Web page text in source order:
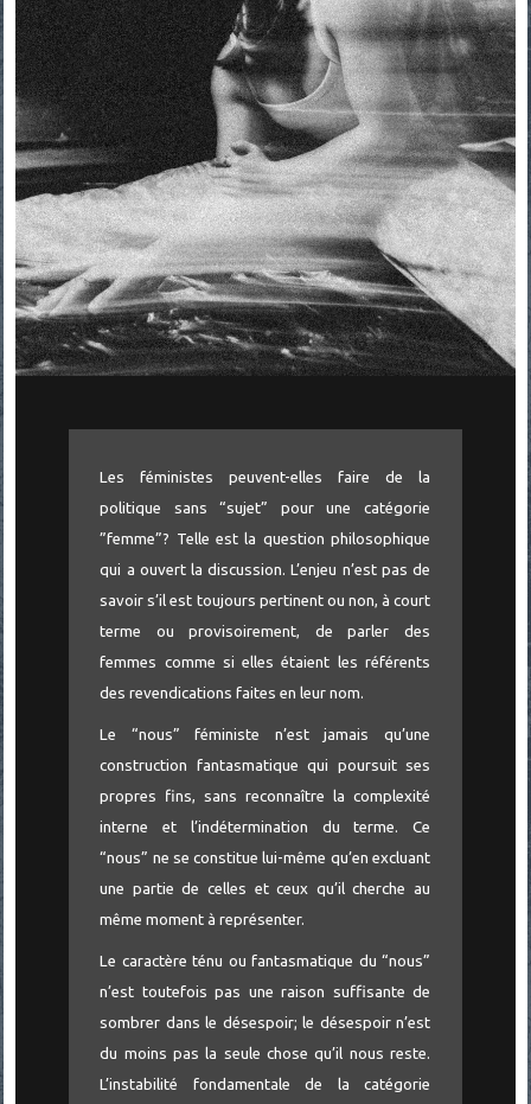
Les féministes peuvent-elles faire de la
politique sans “sujet” pour une catégorie
”femme”? Telle est la question philosophique
qui a ouvert la discussion. L’enjeu n’est pas de
savoir s’il est toujours pertinent ou non, à court
terme ou provisoirement, de parler des
femmes comme si elles étaient les référents
des revendications faites en leur nom.
Le “nous” féministe n’est jamais qu’une
construction fantasmatique qui poursuit ses
propres fins, sans reconnaître la complexité
interne et l’indétermination du terme. Ce
“nous” ne se constitue lui-même qu’en excluant
une partie de celles et ceux qu’il cherche au
même moment à représenter.
Le caractère ténu ou fantasmatique du “nous”
n’est toutefois pas une raison suffisante de
sombrer dans le désespoir; le désespoir n’est
du moins pas la seule chose qu’il nous reste.
L’instabilité fondamentale de la catégorie